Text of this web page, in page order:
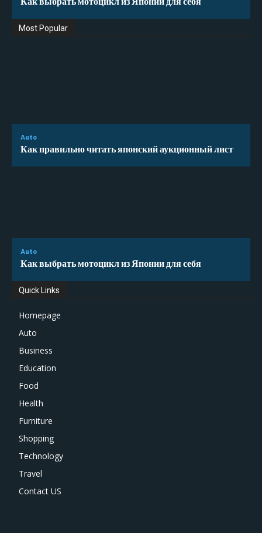
Most Popular
Auto
Как правильно читать японский аукционный лист
Auto
Как выбрать мотоцикл из Японии для себя
Quick Links
Homepage
Auto
Business
Education
Food
Health
Furniture
Shopping
Technology
Travel
Contact US